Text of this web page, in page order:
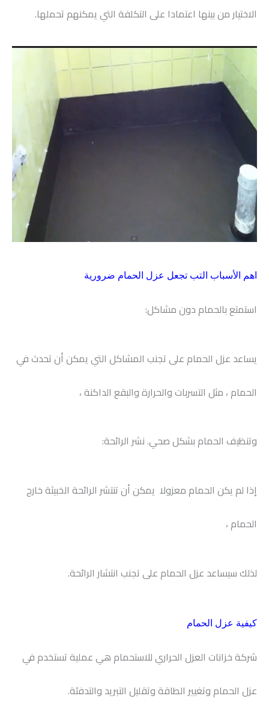
الاختيار من بينها اعتمادا على التكلفة التي يمكنهم تحملها.
اهم الأسباب التب تجعل عزل الحمام ضرورية
استمتع بالحمام دون مشاكل:
يساعد عزل الحمام على تجنب المشاكل التي يمكن أن تحدث في
الحمام ، مثل التسربات والحرارة والبقع الداكنة ،
وتنظيف الحمام بشكل صحي. نشر الرائحة:
إذا لم يكن الحمام معزولا يمكن أن تنتشر الرائحة الخبيثة خارج
الحمام ،
لذلك سيساعد عزل الحمام على تجنب انتشار الرائحة.
كيفية عزل الحمام
شركة خزانات العزل الحراري للاستحمام هي عملية تستخدم في
عزل الحمام وتغيير الطاقة وتقليل التبريد والتدفئة.